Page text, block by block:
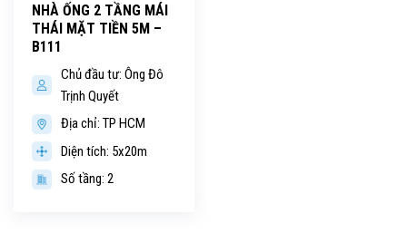
NHÀ ỐNG 2 TẦNG MÁI
THÁI MẶT TIỀN 5M –
B111
Chủ đầu tư: Ông Đô
Trịnh Quyết
Địa chỉ: TP HCM
Diện tích: 5x20m
Số tầng: 2